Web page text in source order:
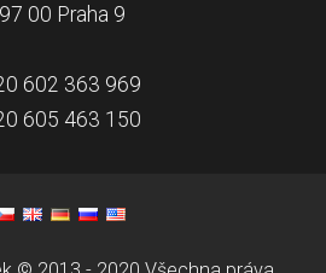
00 Praha 9
602 363 969
605 463 150